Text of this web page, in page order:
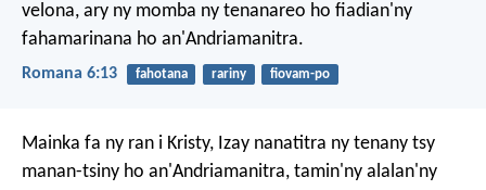
velona, ary ny momba ny tenanareo ho fiadian'ny
fahamarinana ho an'Andriamanitra.
Romana 6:13 fahotana rariny fiovam-po
Mainka fa ny ran i Kristy, Izay nanatitra ny tenany tsy
manan-tsiny ho an'Andriamanitra, tamin'ny alalan'ny